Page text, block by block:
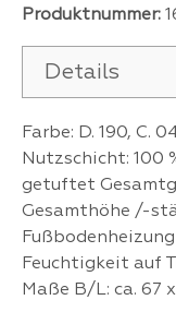
Produktnummer:
Details
Farbe: D. 190, C.
Nutzschicht: 100
getuftet
Gesamthöhe /-
Feuchtigkeit auf
Maße B/L: ca. 67 x